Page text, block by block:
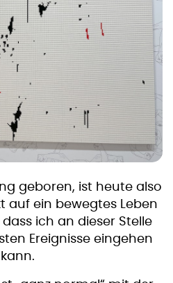
geboren, ist heute also
auf ein bewegtes Leben
ich an dieser Stelle
Ereignisse eingehen
kann.